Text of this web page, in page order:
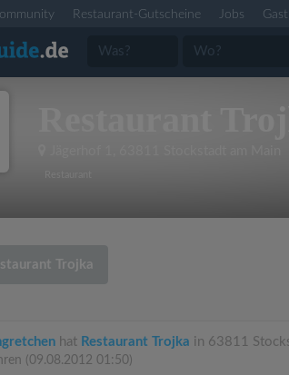
Restaurant-Gutscheine Jobs
Trojka
hat Restaurant Trojka in 63811
(09.08.2012 01:50)